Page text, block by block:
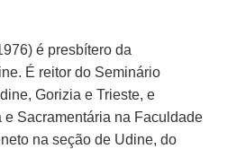
é presbítero da
É reitor do Seminário
Gorizia e Trieste, e
e Sacramentária na Faculdade
na seção de Udine, do